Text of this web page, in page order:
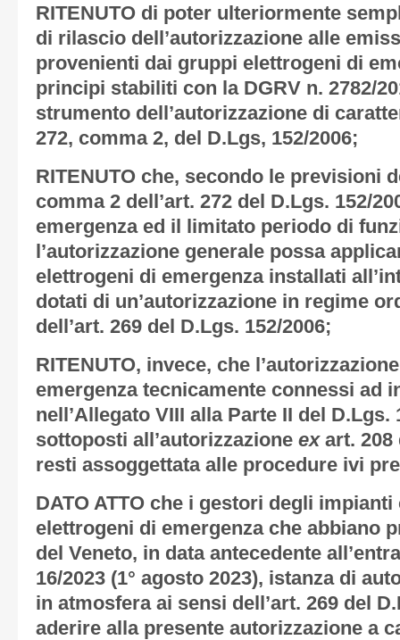
RITENUTO di poter ulteriormente
di rilascio dell’autorizzazione alle
provenienti dai gruppi elettrogeni di
principi stabiliti con la DGRV n. 2782/
strumento dell’autorizzazione di
272, comma 2, del D.Lgs, 152/2006;
RITENUTO che, secondo le previsioni
comma 2 dell’art. 272 del D.Lgs. 152/
emergenza ed il limitato periodo di
l’autorizzazione generale possa
elettrogeni di emergenza installati
dotati di un’autorizzazione in regime
dell’art. 269 del D.Lgs. 152/2006;
RITENUTO, invece, che
emergenza tecnicamente connessi ad
nell’Allegato VIII alla Parte II del D.Lgs.
sottoposti all’autorizzazione exart. 208
resti assoggettata alle procedure ivi
DATO ATTO che i gestori degli
elettrogeni di emergenza che abbiano
del Veneto, in data antecedente
16/2023 (1° agosto 2023), istanza di
in atmosfera ai sensi dell’art. 269 del
aderire alla presente autorizzazione a